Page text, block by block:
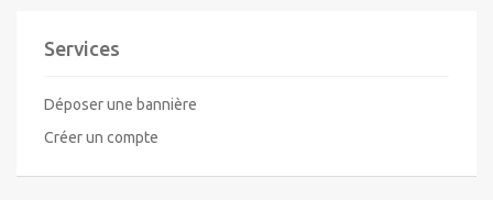
Services
Déposer une bannière
Créer un compte